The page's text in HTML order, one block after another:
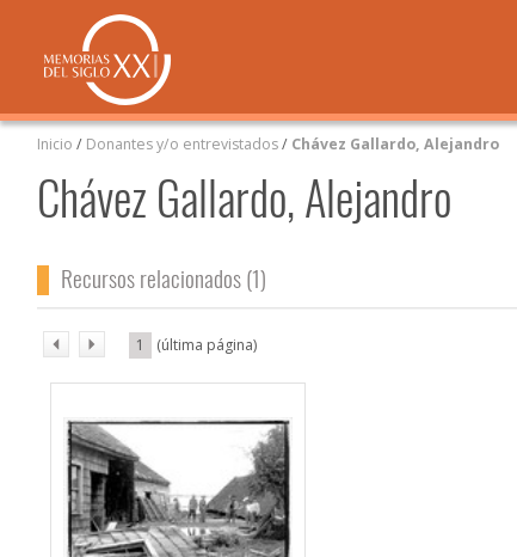
Inicio / Donantes y/o entrevistados/ Chávez Gallardo, Alejandro
Chávez Gallardo, Alejandro
Recursos relacionados (1)
1